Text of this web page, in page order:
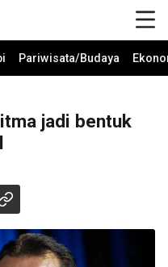
Pariwisata/Budaya
jadi bentuk